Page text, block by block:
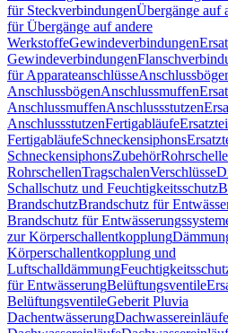
für SteckverbindungenÜbergänge auf
für Übergänge auf andere
WerkstoffeGewindeverbindungen
Gewindeverbindungen
für Apparateanschlüsse
AnschlussbögenAnschlussmuffen
AnschlussmuffenAnschlussstutzen
AnschlussstutzenFertigabläufe
FertigabläufeSchneckensiphons
SchneckensiphonsZubehör
RohrschellenTragschalenVerschlüsse
Schallschutz und Feuchtigkeitsschutz
BrandschutzBrandschutz für
Brandschutz für
zur Körperschallentkopplung
Körperschallentkopplung und
Luftschalldämmung
für EntwässerungBelüftungsventile
BelüftungsventileGeberit Pluvia
DachentwässerungDachwassereinläufe